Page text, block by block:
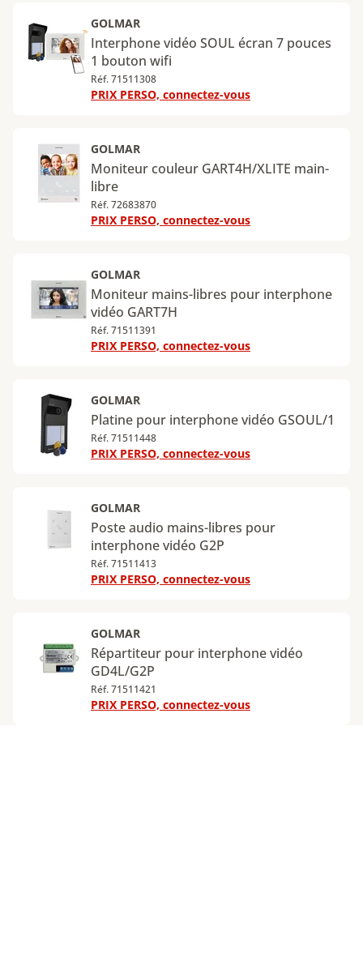
GOLMAR
Interphone vidéo SOUL écran 7 pouces
1 bouton wifi
Réf. 71511308
PRIX PERSO, connectez-vous
GOLMAR
Moniteur couleur GART4H/XLITE main-
libre
Réf. 72683870
PRIX PERSO, connectez-vous
GOLMAR
Moniteur mains-libres pour interphone
vidéo GART7H
Réf. 71511391
PRIX PERSO, connectez-vous
GOLMAR
Platine pour interphone vidéo GSOUL/1
Réf. 71511448
PRIX PERSO, connectez-vous
GOLMAR
Poste audio mains-libres pour
interphone vidéo G2P
Réf. 71511413
PRIX PERSO, connectez-vous
GOLMAR
Répartiteur pour interphone vidéo
GD4L/G2P
Réf. 71511421
PRIX PERSO, connectez-vous